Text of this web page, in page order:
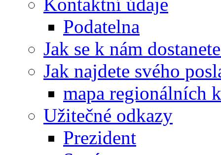
Podatelna
Jak se k nám
Jak najdete svého
mapa regionálních
Užitečné odkazy
Prezident